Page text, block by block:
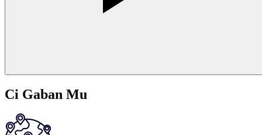
Ci Gaban Mu